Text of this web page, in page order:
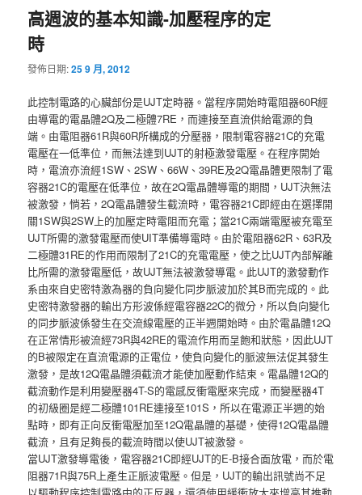
高週波的基本知識-加壓程序的定
時
發佈日期:25 9 月, 2012
此控制電路的心臟部份是UJT定時器。當程序開始時電阻器60R經
由導電的電晶體2Q及二極體7RE，而連接至直流供給電源的負
端。由電阻器61R與60R所構成的分壓器，限制電容器21C的充電
電壓在一低準位，而無法達到UJT的射極激發電壓。在程序開始
時，電流亦流經1SW、2SW、66W、39RE及2Q電晶體更限制了電
容器21C的電壓在低準位，故在2Q電晶體導電的期間，UJT決無法
被激發，惝若，2Q電晶體發生截流時，電容器21C即經由在選擇開
關1SW與2SW上的加壓定時電阻而充電；當21C兩端電壓被充電至
UJT所需的激發電壓而使UIT準備導電時。由於電阻器62R、63R及
二極體31RE的作用而限制了21C的充電電壓，使之比UJT內部解離
比所需的激發電壓低，故UJT無法被激發導電。此UJT的激發動作
系由來自史密特激為器的負向變化同步脈波加於其B而完成的。此
史密特激發器的輸出方形波係經電容器22C的微分，所以負向變化
的同步脈波係發生在交流線電壓的正半週開始時。由於電晶體12Q
在正常情形被流經73R與42RE的電流作用而呈飽和狀態，因此UJT
的B被限定在直流電源的正電位，使負向變化的脈波無法促其發生
激發，是故12Q電晶體須截流才能使加壓動作結束。電晶體12Q的
截流動作是利用變壓器4T-S的電感反衝電壓來完成，而變壓器4T
的初級圈是經二極體101RE連接至101S，所以在電源正半週的始
點時，即有正向反衝電壓加至12Q電晶體的基礎，使得12Q電晶體
截流，且有足夠長的截流時間以使UJT被激發。
當UJT激發導電後，電容器21C即經UJT的E-B接合面放電，而於電
阻器71R與75R上產生正脈波電壓。但是，UJT的輸出訊號尚不足